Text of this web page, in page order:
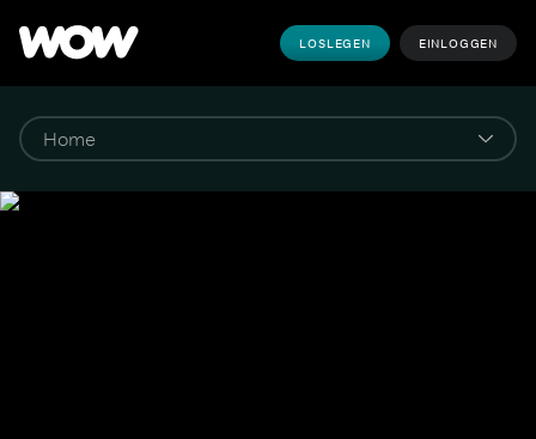
LOSLEGEN EINLOGGEN